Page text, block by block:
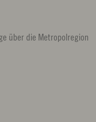
über die Metropolregion